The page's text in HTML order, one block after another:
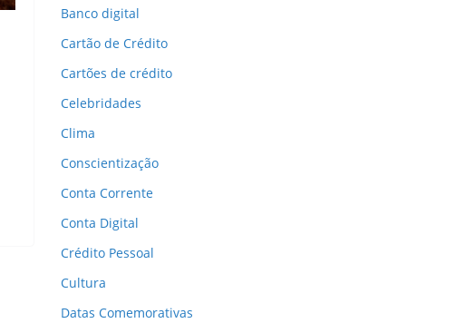
Banco digital
Cartão de Crédito
Cartões de crédito
Celebridades
Clima
Conscientização
Conta Corrente
Conta Digital
Crédito Pessoal
Cultura
Datas Comemorativas